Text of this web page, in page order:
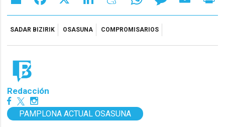
SADAR BIZIRIK OSASUNA COMPROMISARIOS
Redacción
PAMPLONA ACTUAL OSASUNA